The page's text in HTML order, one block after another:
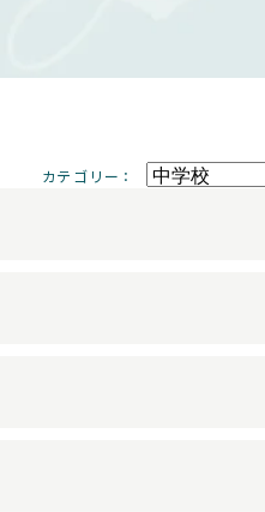
カテゴリー：